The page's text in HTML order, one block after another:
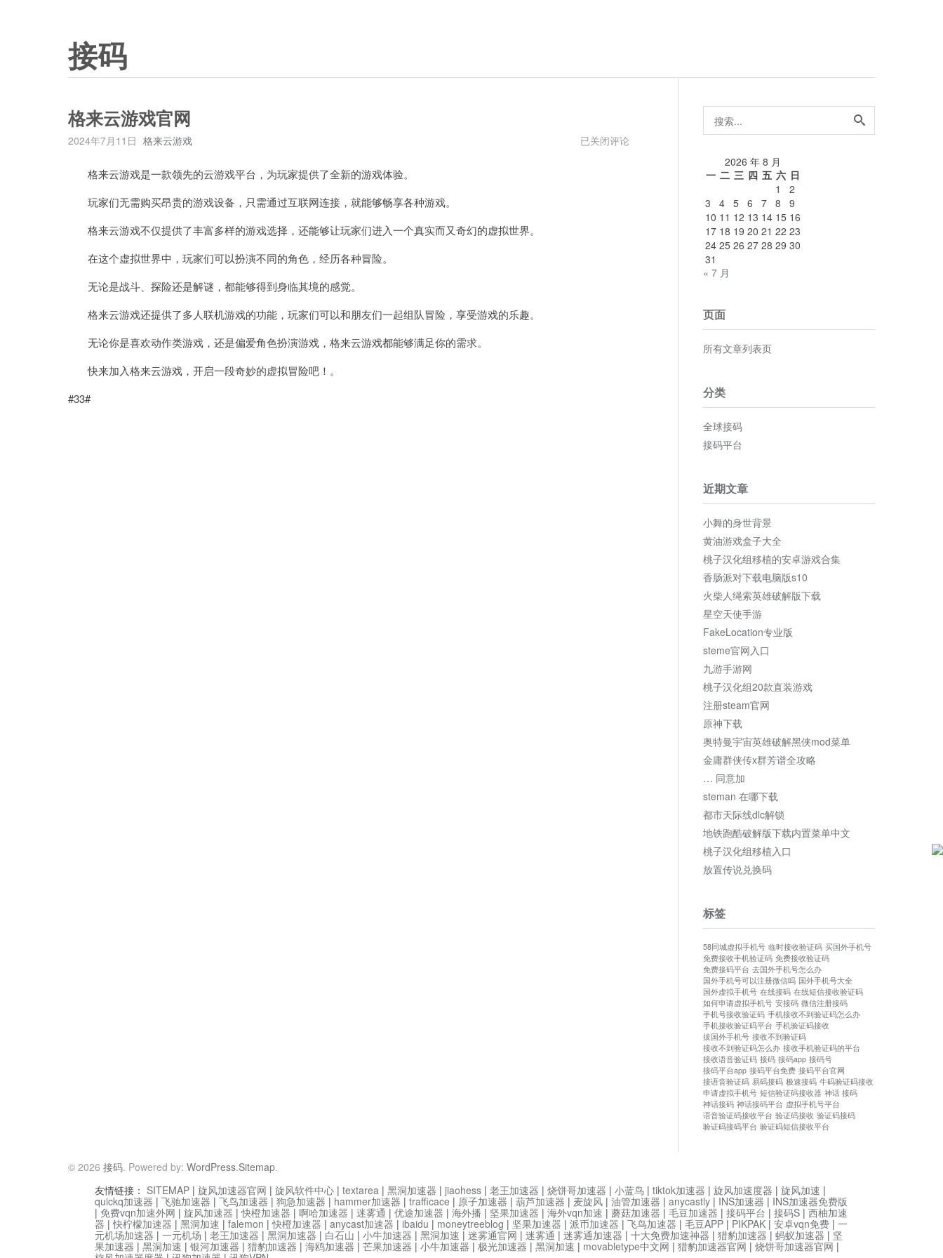
接码
格来云游戏官网
2024年7月11日 格来云游戏
格
已关闭评论
格来云游戏是一款领先的云游戏平台，为玩家提供了全新的游戏体验。
玩家们无需购买昂贵的游戏设备，只需通过互联网连接，就能够畅享各种游戏。
格来云游戏不仅提供了丰富多样的游戏选择，还能够让玩家们进入一个真实而又奇幻的虚拟世界。
在这个虚拟世界中，玩家们可以扮演不同的角色，经历各种冒险。
无论是战斗、探险还是解谜，都能够得到身临其境的感觉。
格来云游戏还提供了多人联机游戏的功能，玩家们可以和朋友们一起组队冒险，享受游戏的乐趣。
无论你是喜欢动作类游戏，还是偏爱角色扮演游戏，格来云游戏都能够满足你的需求。
快来加入格来云游戏，开启一段奇妙的虚拟冒险吧！。
#33#
搜
索...
2026 年 8 月
一 二 三 四 五 六 日
1
2
3
4 5 6 7 8
9
10 11 12 13 14 15 16
17 18 19 20 21 22 23
24 25 26 27 28 29 30
31
« 7 月
页面
所有文章列表页
分类
全球接码
接码平台
近期文章
小舞的身世背景
黄油游戏盒子大全
桃子汉化组移植的安卓游戏合集
香肠派对下载电脑版s10
火柴人绳索英雄破解版下载
星空天使手游
FakeLocation专业版
steme官网入口
九游手游网
桃子汉化组20款直装游戏
注册steam官网
原神下载
奥特曼宇宙英雄破解黑侠mod菜单
金庸群侠传x群芳谱全攻略
… 同意加
steman 在哪下载
都市天际线dlc解锁
地铁跑酷破解版下载内置菜单中文
桃子汉化组移植入口
放置传说兑换码
标签
58同城虚拟手机号 临时接收验证码 买国外手机号
免费接收手机验证码 免费接收验证码
免费接码平台 去国外手机号怎么办
国外手机号可以注册微信吗 国外手机号大全
国外虚拟手机号 在线接码 在线短信接收验证码
如何申请虚拟手机号 安接码 微信注册接码
手机号接收验证码 手机接收不到验证码怎么办
手机接收验证码平台 手机验证码接收
拔国外手机号 接收不到验证码
接收不到验证码怎么办 接收手机验证码的平台
接收语音验证码 接码 接码app 接码号
接码平台app 接码平台免费 接码平台官网
接语音验证码 易码接码 极速接码 牛码验证码接收
申请虚拟手机号 短信验证码接收器 神话 接码
神话接码 神话接码平台 虚拟手机号平台
语音验证码接收平台 验证码接收 验证码接码
验证码接码平台 验证码短信接收平台
© 2026 接码. Powered by: WordPress.Sitemap.
友情链接： SITEMAP | 旋风加速器官网 | 旋风软件中心 | textarea | 黑洞加速器 | jiaohess | 老王加速器 | 烧饼哥加速器 | 小蓝鸟 | tiktok加速器 | 旋风加速度器 | 旋风加速 |
quickq加速器 | 飞驰加速器 | 飞鸟加速器 | 狗急加速器 | hammer加速器 | trafficace | 原子加速器 | 葫芦加速器 | 麦旋风 | 油管加速器 | anycastly | INS加速器 | INS加速器免费版
| 免费vqn加速外网 | 旋风加速器 |快橙加速器 | 啊哈加速器 | 迷雾通 | 优途加速器 | 海外播 | 坚果加速器 | 海外vqn加速 | 蘑菇加速器 | 毛豆加速器 | 接码平台 | 接码S | 西柚加速
器 |快柠檬加速器 | 黑洞加速 | falemon |快橙加速器 | anycast加速器 | ibaidu | moneytreeblog | 坚果加速器 | 派币加速器 | 飞鸟加速器 | 毛豆APP | PIKPAK | 安卓vqn免费 | 一
元机场加速器 | 一元机场 | 老王加速器 | 黑洞加速器 | 白石山 | 小牛加速器 | 黑洞加速 | 迷雾通官网 | 迷雾通 | 迷雾通加速器 | 十大免费加速神器 | 猎豹加速器 | 蚂蚁加速器 | 坚
果加速器 | 黑洞加速 | 银河加速器 | 猎豹加速器 | 海鸥加速器 | 芒果加速器 | 小牛加速器 | 极光加速器 | 黑洞加速 | movabletype中文网 | 猎豹加速器官网 | 烧饼哥加速器官网 |